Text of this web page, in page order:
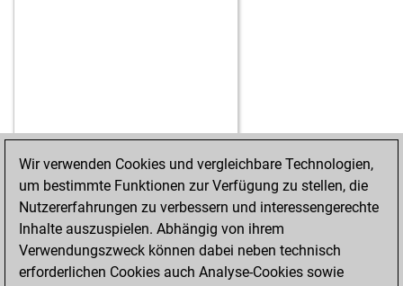
STARTSEITE ERFOLGE
Wir verwenden Cookies und vergleichbare Technologien,
um bestimmte Funktionen zur Verfügung zu stellen, die
Nutzererfahrungen zu verbessern und interessengerechte
Inhalte auszuspielen. Abhängig von ihrem
Verwendungszweck können dabei neben technisch
erforderlichen Cookies auch Analyse-Cookies sowie